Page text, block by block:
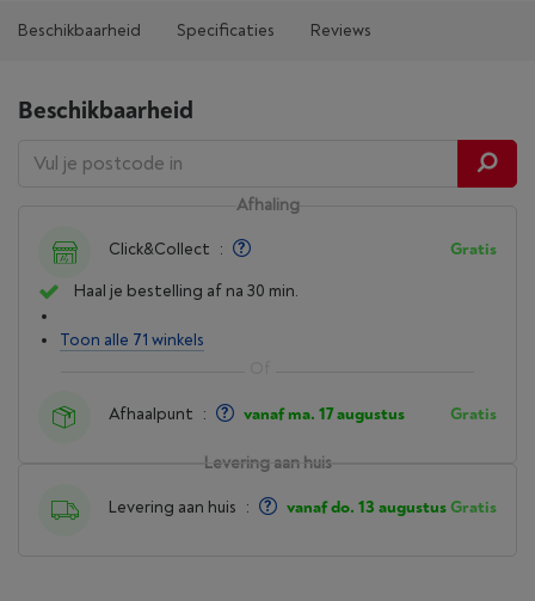
Beschikbaarheid Specificaties Reviews
Beschikbaarheid
Levering aan huis
Levering aan huis : vanaf do. 13 augustusGratis
Afhaling
Click&Collect : Gratis
Haal je bestelling af na 30 min.
Toon alle 71 winkels
Afhaalpunt : vanaf ma. 17 augustus Gratis